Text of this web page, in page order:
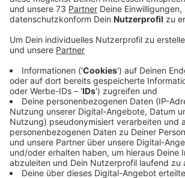
Der Staatsschutz hat die
übernommen
Anzeige
In der Nacht vom 05. auf den
Unbekannte die Geschäftstelle der
besprüht. Mit orangenem Sprühlack
auf Fensterscheiben und Hauswand